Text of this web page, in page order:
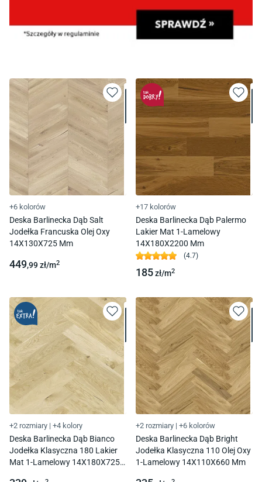
+6 kolorów
Deska Barlinecka Dąb Salt
Jodełka Francuska Olej Oxy
14X130X725 Mm
449,99zł/m2
+17 kolorów
Deska Barlinecka Dąb Palermo
Lakier Mat 1-Lamelowy
14X180X2200 Mm
(4.7)
185zł/m2
+2 rozmiary | +4 kolory
Deska Barlinecka Dąb Bianco
Jodełka Klasyczna 180 Lakier
Mat 1-Lamelowy 14X180X725
+2 rozmiary | +6 kolorów
Deska Barlinecka Dąb Bright
Jodełka Klasyczna 110 Olej Oxy
1-Lamelowy 14X110X660 Mm